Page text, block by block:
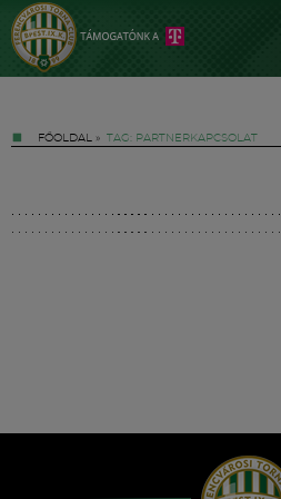
FŐOLDAL » TAG: PARTNERKAPCSOLAT
Hírek